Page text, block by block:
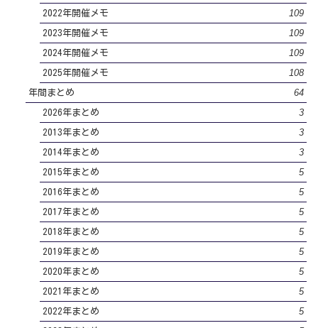
2022年開催メモ 109
2023年開催メモ 109
2024年開催メモ 109
2025年開催メモ 108
年間まとめ 64
2026年まとめ 3
2013年まとめ 3
2014年まとめ 3
2015年まとめ 5
2016年まとめ 5
2017年まとめ 5
2018年まとめ 5
2019年まとめ 5
2020年まとめ 5
2021年まとめ 5
2022年まとめ 5